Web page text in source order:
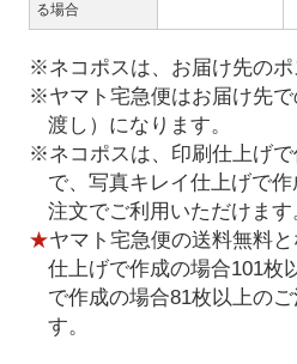
る場合
※ネコポスは、お届け先のポ
※ヤマト宅急便はお届け先
渡し）になります。
※ネコポスは、印刷仕上げで
で、写真キレイ仕上げで
注文でご利用いただけます
★ヤマト宅急便の送料無料
仕上げで作成の場合101枚
で作成の場合81枚以上の
す。